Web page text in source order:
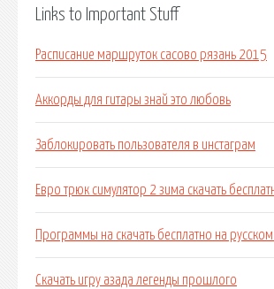
Links to Important Stuff
Расписание маршруток сасово рязань 2015
Аккорды для гитары знай это любовь
Заблокировать пользователя в инстаграм
Евро трюк симулятор 2 зима скачать
Программы на скачать бесплатно на
Скачать игру азада легенды прошлого